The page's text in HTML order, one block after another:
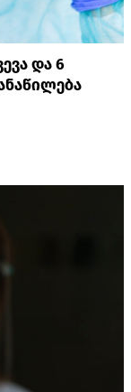
და 6